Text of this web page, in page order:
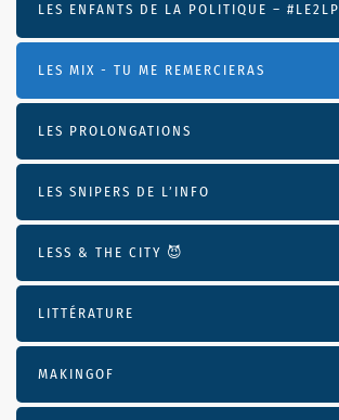
LES ENFANTS DE LA POLITIQUE – #LE2LP
LES MIX - TU ME REMERCIERAS
LES PROLONGATIONS
LES SNIPERS DE L’INFO
LESS & THE CITY 😈
LITTÉRATURE
MAKINGOF